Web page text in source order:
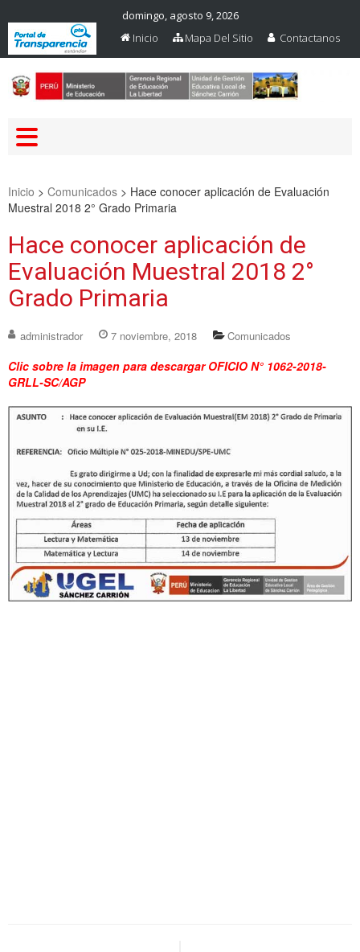
domingo, agosto 9, 2026
Inicio
Mapa Del Sitio Contactanos
Inicio > Comunicados > Hace conocer aplicación de Evaluación
Muestral 2018 2° Grado Primaria
Hace conocer aplicación de
Evaluación Muestral 2018 2°
Grado Primaria
administrador 7 noviembre, 2018 Comunicados
Clic sobre la imagen para descargar OFICIO N° 1062-2018-
GRLL-SC/AGP